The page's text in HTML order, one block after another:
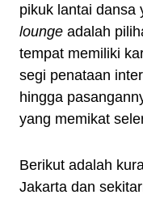
pikuk lantai dansa
lounge adalah
tempat memiliki
segi penataan
hingga
yang memikat
Berikut adalah
Jakarta dan